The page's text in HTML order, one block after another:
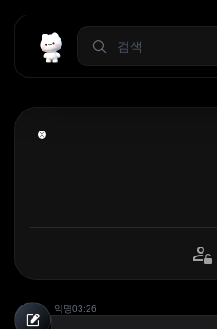
익명03:26